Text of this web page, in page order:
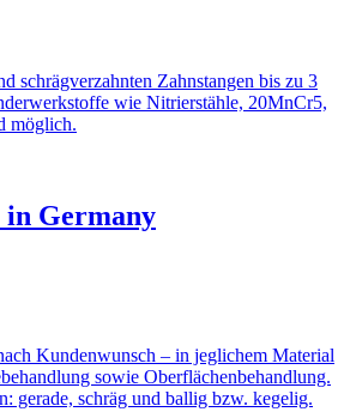
schrägverzahnten Zahnstangen bis zu 3
wie Nitrierstähle, 20MnCr5,
möglich.
in Germany
Kundenwunsch – in jeglichem Material
sowie Oberflächenbehandlung.
gerade, schräg und ballig bzw. kegelig.